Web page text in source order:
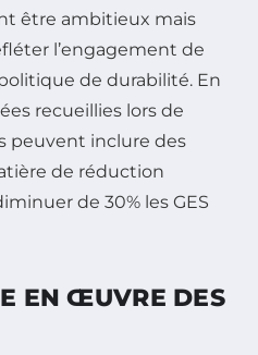
être ambitieux mais
l’engagement de
de durabilité. En
recueillies lors de
peuvent inclure des
de réduction
de 30% les GES
EN ŒUVRE DES